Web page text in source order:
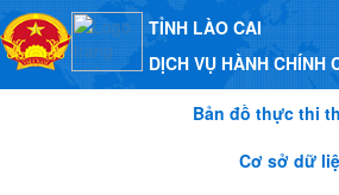
TỈNH LÀO CAI
DỊCH VỤ HÀNH CHÍNH
Bản đồ thực thi
Cơ sở dữ